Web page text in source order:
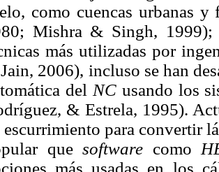
como cuencas urbanas
Mishra & Singh, 1999);
más utilizadas por
2006), incluso se han
del NCusando los
& Estrela, 1995).
escurrimiento para convertir
que software como